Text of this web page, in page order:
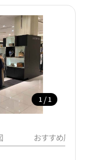
1 / 1
おすすめ周辺